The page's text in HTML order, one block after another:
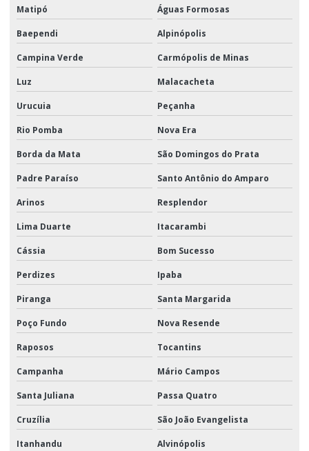
Matipó Águas Formosas
Baependi Alpinópolis
Campina Verde Carmópolis de Minas
Luz Malacacheta
Urucuia Peçanha
Rio Pomba Nova Era
Borda da Mata São Domingos do Prata
Padre Paraíso Santo Antônio do Amparo
Arinos Resplendor
Lima Duarte Itacarambi
Cássia Bom Sucesso
Perdizes Ipaba
Piranga Santa Margarida
Poço Fundo Nova Resende
Raposos Tocantins
Campanha Mário Campos
Santa Juliana Passa Quatro
Cruzília São João Evangelista
Itanhandu Alvinópolis